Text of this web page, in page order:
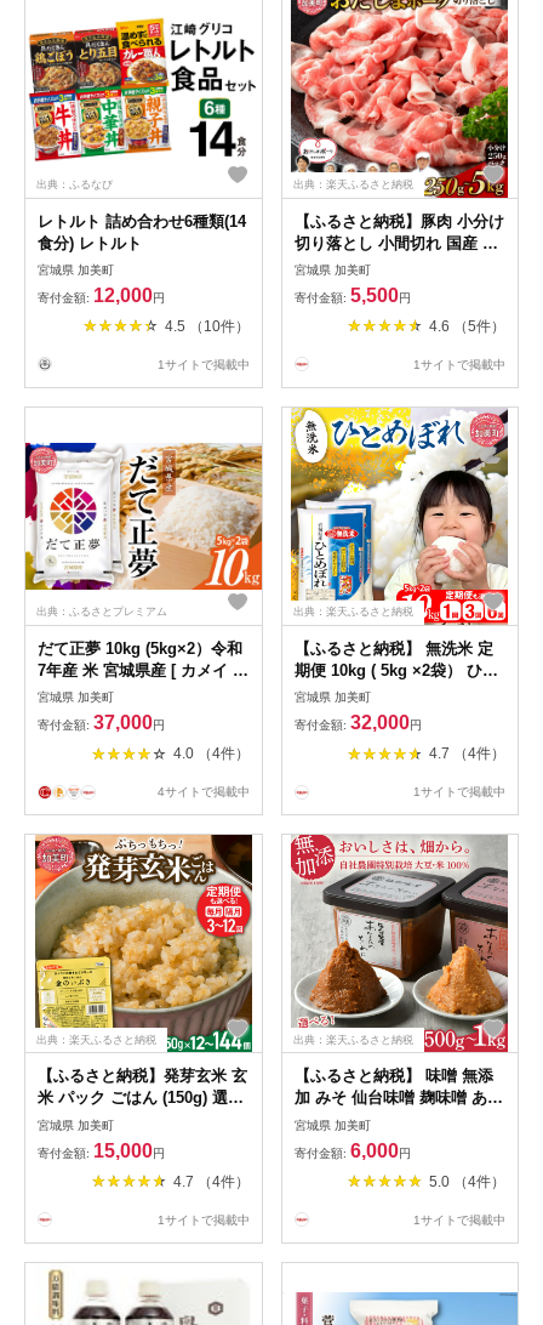
出典：ふるなび
レトルト 詰め合わせ6種類(14
食分) レトルト
宮城県 加美町
寄付金額: 12,000円
4.5 （10件）
1サイトで掲載中
出典：楽天ふるさと納税
【ふるさと納税】豚肉 小分け
切り落とし 小間切れ 国産 選
べる 250g 500g 1kg 2kg 3kg
5kg おだしまポーク 父の日
[関精肉畜産 宮城県 加美町
ss-opko] 肉 冷凍 小間切れ
宮城県産 ブランド豚
宮城県 加美町
寄付金額: 5,500円
4.6 （5件）
1サイトで掲載中
出典：ふるさとプレミアム
だて正夢 10kg (5kg×2）令和
7年産 米 宮城県産 [ カメイ 宮
城県 加美町 ] お米 こめ コメ
精米 白米 だてまさむね | km-
dm10-r7
宮城県 加美町
寄付金額: 37,000円
4.0 （4件）
4サイトで掲載中
出典：楽天ふるさと納税
【ふるさと納税】 無洗米 定
期便 10kg ( 5kg ×2袋） ひと
めぼれ 選べる回数《1回 / 3ヶ
月 / 6ヶ月 》 令和7年産 宮城
県産 [カメイ 宮城県 加美町 ]
お米 米 こめ コメ ヒトメボレ
r6
宮城県 加美町
寄付金額: 32,000円
4.7 （4件）
1サイトで掲載中
出典：楽天ふるさと納税
【ふるさと納税】発芽玄米 玄
米 パック ごはん (150g) 選べ
る容量 (12個/24個/36個) 定期
便 ( 3回 / 6回 / 12回 ) 金のい
ぶき 無添加 米 レンチン 宮城
宮城県 加美町 パックご飯 パ
レンジ 無菌パック yo-pg-kin
宮城県 加美町
寄付金額: 15,000円
4.7 （4件）
1サイトで掲載中
出典：楽天ふるさと納税
【ふるさと納税】 味噌 無添
加 みそ 仙台味噌 麹味噌 あな
たのために 食べ比べ セット
＜内容量が選べる!＞ 500g
1kg 味噌汁 国産 食べくらべ
米味噌 糀 米 ミソ 米みそ み
料 徳用 腸活 発酵食品 [ 今野
宮城県 加美町
寄付金額: 6,000円
5.0 （4件）
1サイトで掲載中